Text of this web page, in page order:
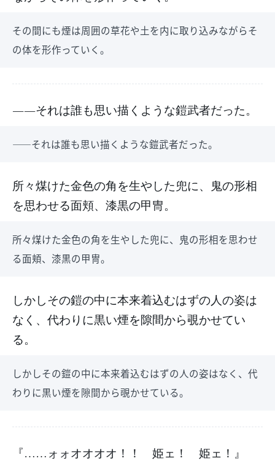
その間にも煙は周囲の草花や土を内に取り込みながらそ
の体を形作っていく。
――それは誰も思い描くような鎧武者だった。
――それは誰も思い描くような鎧武者だった。
所々煤けた金色の角を生やした兜に、鬼の形相
を思わせる面頬、漆黒の甲冑。
所々煤けた金色の角を生やした兜に、鬼の形相を思わせ
る面頬、漆黒の甲冑。
しかしその鎧の中に本来着込むはずの人の姿は
なく、代わりに黒い煙を隙間から覗かせてい
る。
しかしその鎧の中に本来着込むはずの人の姿はなく、代
わりに黒い煙を隙間から覗かせている。
『……ォォオオオオ！！ 姫ェ！ 姫ェ！』